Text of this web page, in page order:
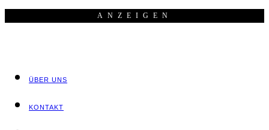
ANZEI­GEN
ÜBER UNS
KON­TAKT